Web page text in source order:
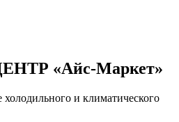
«Айс-Маркет»
и климатического